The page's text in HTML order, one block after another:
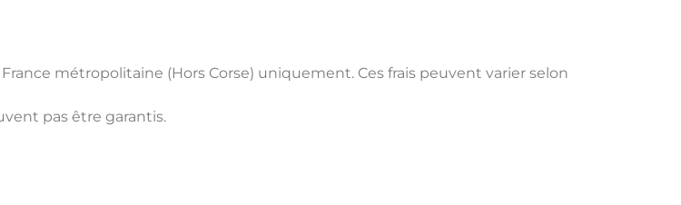
métropolitaine (Hors Corse) uniquement. Ces frais peuvent varier selon
pas être garantis.